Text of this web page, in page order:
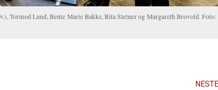
Tormod Lund, Bente Marie Bakke, Rita Sletner og Margareth Brovold. Foto: